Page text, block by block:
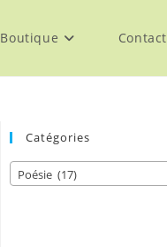
Boutique Contact
Catégories
Poésie (17)